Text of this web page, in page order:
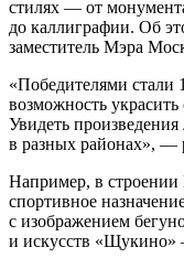
стилях — от
до каллиграфии. Об
заместитель Мэра
«Победителями стали
возможность
Увидеть
в разных районах», —
Например, в
спортивное
с изображением
и искусств